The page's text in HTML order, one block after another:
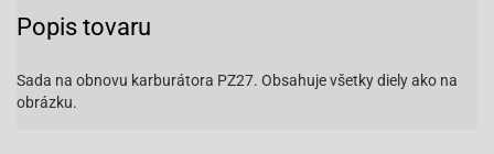
Popis tovaru
Sada na obnovu karburátora PZ27. Obsahuje všetky diely ako na
obrázku.